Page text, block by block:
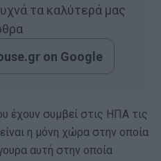
τα καλύτερά μας
on Google
έχουν συμβεί στις ΗΠΑ τις
η μόνη χώρα στην οποία
αυτή στην οποία